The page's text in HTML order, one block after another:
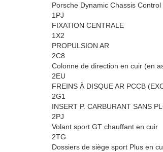
Porsche Dynamic Chassis Control
1PJ
FIXATION CENTRALE
1X2
PROPULSION AR
2C8
Colonne de direction en cuir (en
2EU
FREINS À DISQUE AR PCCB
2G1
INSERT P. CARBURANT SANS
2PJ
Volant sport GT chauffant en cuir
2TG
Dossiers de siège sport Plus en